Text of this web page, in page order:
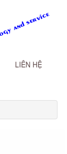
LIÊN HỆ